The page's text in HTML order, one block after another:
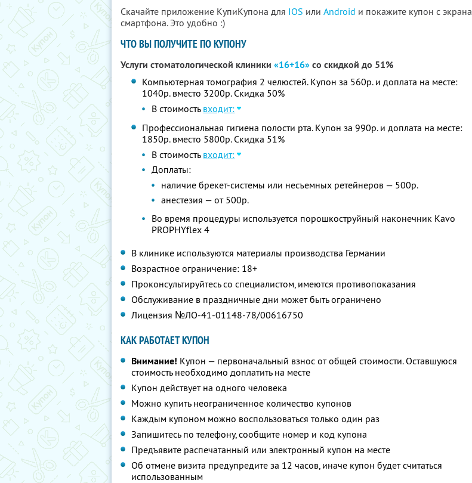
Скачайте приложение КупиКупона для IOS или Android и покажите купон с экрана
смартфона. Это удобно :)
ЧТО ВЫ ПОЛУЧИТЕ ПО КУПОНУ
Услуги стоматологической клиники «16+16»со скидкой до 51%
Компьютерная томография 2 челюстей. Купон за 560р. и доплата на месте:
1040р. вместо 3200р. Скидка 50%
В стоимость входит:
Профессиональная гигиена полости рта. Купон за 990р. и доплата на месте:
1850р. вместо 5800р. Скидка 51%
В стоимость входит:
Доплаты:
наличие брекет-системы или несъемных ретейнеров — 500р.
анестезия — от 500р.
Во время процедуры используется порошкоструйный наконечник Kavo
PROPHYflex 4
В клинике используются материалы производства Германии
Возрастное ограничение: 18+
Проконсультируйтесь со специалистом, имеются противопоказания
Обслуживание в праздничные дни может быть ограничено
Лицензия №ЛО-41-01148-78/00616750
КАК РАБОТАЕТ КУПОН
Внимание! Купон — первоначальный взнос от общей стоимости. Оставшуюся
стоимость необходимо доплатить на месте
Купон действует на одного человека
Можно купить неограниченное количество купонов
Каждым купоном можно воспользоваться только один раз
Запишитесь по телефону, сообщите номер и код купона
Предъявите распечатанный или электронный купон на месте
Об отмене визита предупредите за 12 часов, иначе купон будет считаться
использованным